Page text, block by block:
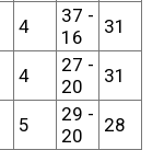
4
37 -
16
31
4
27 -
20
31
5
29 -
20
28